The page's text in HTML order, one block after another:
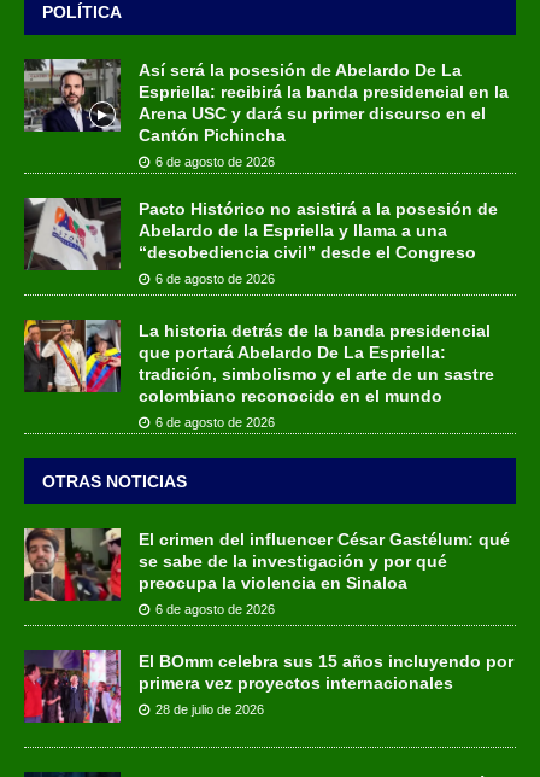
POLÍTICA
Así será la posesión de Abelardo De La
Espriella: recibirá la banda presidencial en la
Arena USC y dará su primer discurso en el
Cantón Pichincha
6 de agosto de 2026
Pacto Histórico no asistirá a la posesión de
Abelardo de la Espriella y llama a una
“desobediencia civil” desde el Congreso
6 de agosto de 2026
La historia detrás de la banda presidencial
que portará Abelardo De La Espriella:
tradición, simbolismo y el arte de un sastre
colombiano reconocido en el mundo
6 de agosto de 2026
OTRAS NOTICIAS
El crimen del influencer César Gastélum: qué
se sabe de la investigación y por qué
preocupa la violencia en Sinaloa
6 de agosto de 2026
El BOmm celebra sus 15 años incluyendo por
primera vez proyectos internacionales
28 de julio de 2026